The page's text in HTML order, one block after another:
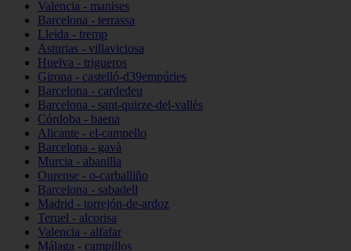
Valencia - manises
Barcelona - terrassa
Lleida - tremp
Asturias - villaviciosa
Huelva - trigueros
Girona - castelló-d39empúries
Barcelona - cardedeu
Barcelona - sant-quirze-del-vallès
Córdoba - baena
Alicante - el-campello
Barcelona - gavà
Murcia - abanilla
Ourense - o-carballiño
Barcelona - sabadell
Madrid - torrejón-de-ardoz
Teruel - alcorisa
Valencia - alfafar
Málaga - campillos